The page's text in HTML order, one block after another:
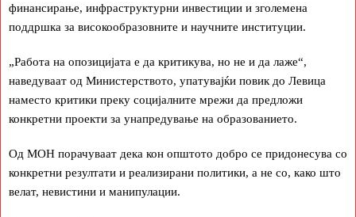
финансирање, инфраструктурни инвестиции и зголемена
поддршка за високообразовните и научните институции.
„Работа на опозицијата е да критикува, но не и да лаже“,
наведуваат од Министерството, упатувајќи повик до Левица
наместо критики преку социјалните мрежи да предложи
конкретни проекти за унапредување на образованието.
Од МОН порачуваат дека кон општото добро се придонесува со
конкретни резултати и реализирани политики, а не со, како што
велат, невистини и манипулации.